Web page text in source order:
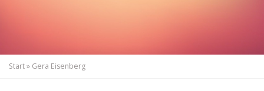
Start» Gera Eisenberg